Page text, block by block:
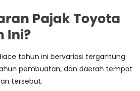
Pajak Toyota
Ini?
tahun ini bervariasi tergantung
pembuatan, dan daerah tempat
tersebut.